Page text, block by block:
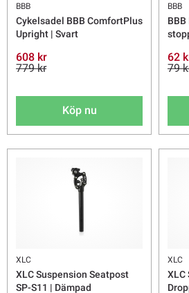
BBB
Cykelsadel BBB ComfortPlus
Upright | Svart
608 kr
779 kr
Köp nu
BBB
62
79
XLC
XLC Suspension Seatpost
SP-S11 | Dämpad
XLC
XLC